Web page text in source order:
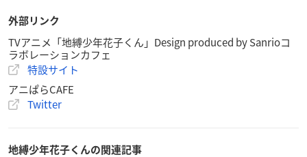
外部リンク
TVアニメ「地縛少年花子くん」Design produced by Sanrioコ
ラボレーションカフェ
特設サイト
アニぱらCAFE
Twitter
地縛少年花子くんの関連記事